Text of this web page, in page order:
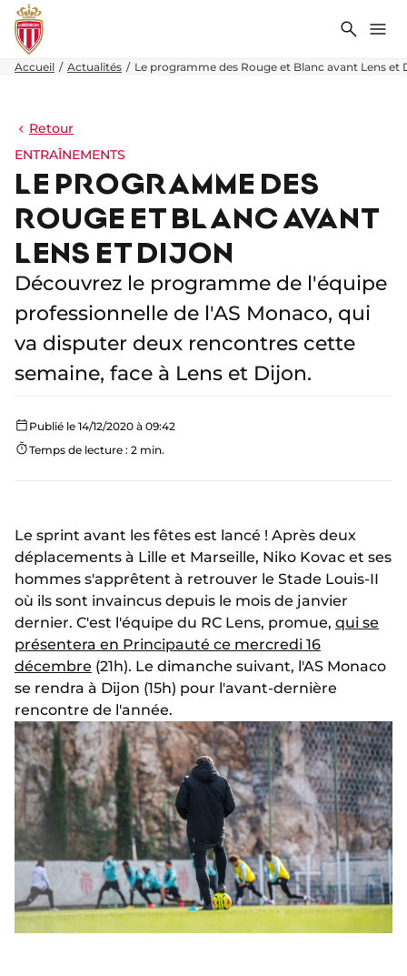
Accueil Actualités Le programme des Rouge et Blanc avant Lens et
Retour
ENTRAÎNEMENTS
LE PROGRAMME DES
ROUGE ET BLANC AVANT
LENS ET DIJON
Découvrez le programme de l'équipe
professionnelle de l'AS Monaco, qui
va disputer deux rencontres cette
semaine, face à Lens et Dijon.
Publié le 14/12/2020 à 09:42
Temps de lecture : 2 min.
Le sprint avant les fêtes est lancé ! Après deux
déplacements à Lille et Marseille, Niko Kovac et ses
hommes s'apprêtent à retrouver le Stade Louis-II
où ils sont invaincus depuis le mois de janvier
dernier. C'est l'équipe du RC Lens, promue, qui se
présentera en Principauté ce mercredi 16
décembre (21h). Le dimanche suivant, l'AS Monaco
se rendra à Dijon (15h) pour l'avant-dernière
rencontre de l'année.